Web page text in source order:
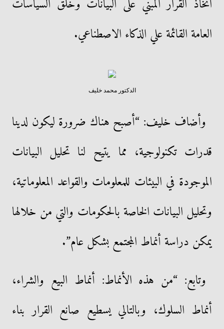
اتخاذ القرار المبني على البيانات وخلق السياسات
العامة القائمة علي الذكاء الاصطناعي.
الدكتور محمد خليف
وأضاف خليف: “أصبح هناك ضرورة ليكون لدينا
قدرات تكنولوجية، مما يتيح لنا تحليل البيانات
الموجودة في البيئات للمعلومات والقواعد المعلوماتية،
وتحليل البيانات الخاصة بالحكومات والتي من خلالها
يمكن دراسة أنماط المجتمع بشكل عام”.
وتابع: “من هذه الأنماط: أنماط البيع والشراء،
أنماط السلوك، وبالتالي يسطيع صانع القرار بناء